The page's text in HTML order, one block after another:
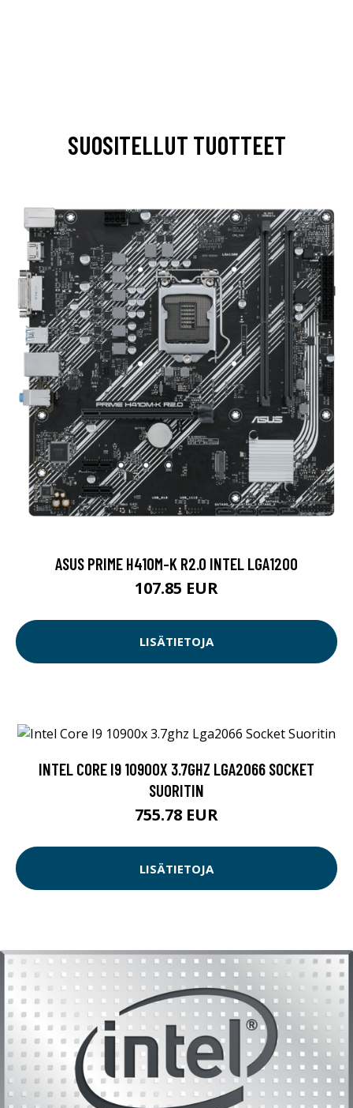
SUOSITELLUT TUOTTEET
ASUS PRIME H410M-K R2.0 INTEL LGA1200
107.85 EUR
LISÄTIETOJA
INTEL CORE I9 10900X 3.7GHZ LGA2066 SOCKET
SUORITIN
755.78 EUR
LISÄTIETOJA